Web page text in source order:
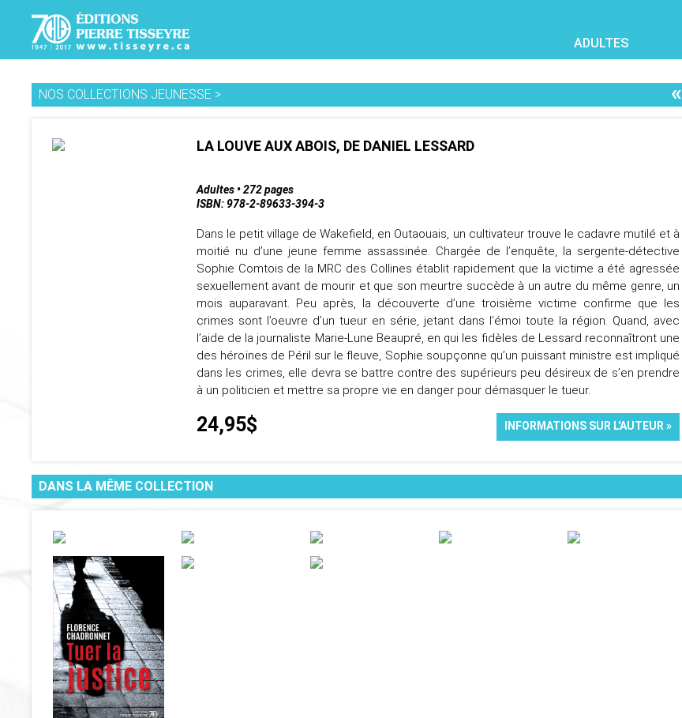
ADULTES
NOS COLLECTIONS JEUNESSE > «
LA LOUVE AUX ABOIS, DE DANIEL LESSARD
Adultes • 272 pages
ISBN: 978-2-89633-394-3
Dans le petit village de Wakefield, en Outaouais, un cultivateur trouve le cadavre mutilé et à
moitié nu d’une jeune femme assassinée. Chargée de l’enquête, la sergente-détective
Sophie Comtois de la MRC des Collines établit rapidement que la victime a été agressée
sexuellement avant de mourir et que son meurtre succède à un autre du même genre, un
mois auparavant. Peu après, la découverte d’une troisième victime confirme que les
crimes sont l’oeuvre d’un tueur en série, jetant dans l’émoi toute la région. Quand, avec
l’aide de la journaliste Marie-Lune Beaupré, en qui les fidèles de Lessard reconnaîtront une
des héroïnes de Péril sur le fleuve, Sophie soupçonne qu’un puissant ministre est impliqué
dans les crimes, elle devra se battre contre des supérieurs peu désireux de s’en prendre
à un politicien et mettre sa propre vie en danger pour démasquer le tueur.
24,95$ INFORMATIONS SUR L'AUTEUR »
DANS LA MÊME COLLECTION